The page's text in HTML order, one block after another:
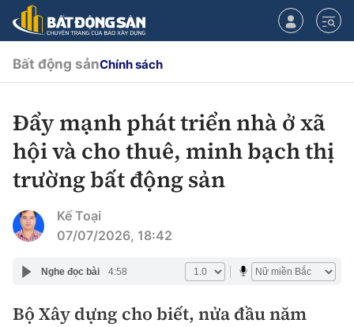
CHUYÊN MỤC
Chính sách
Quy hoạch hạ tầng
Nhà đầu tư
Bất động sảnChính sách
Đẩy mạnh phát triển nhà ở xã
hội và cho thuê, minh bạch thị
trường bất động sản
Kế Toại
07/07/2026, 18:42
Nghe đọc bài 4:58
Bộ Xây dựng cho biết, nửa đầu năm